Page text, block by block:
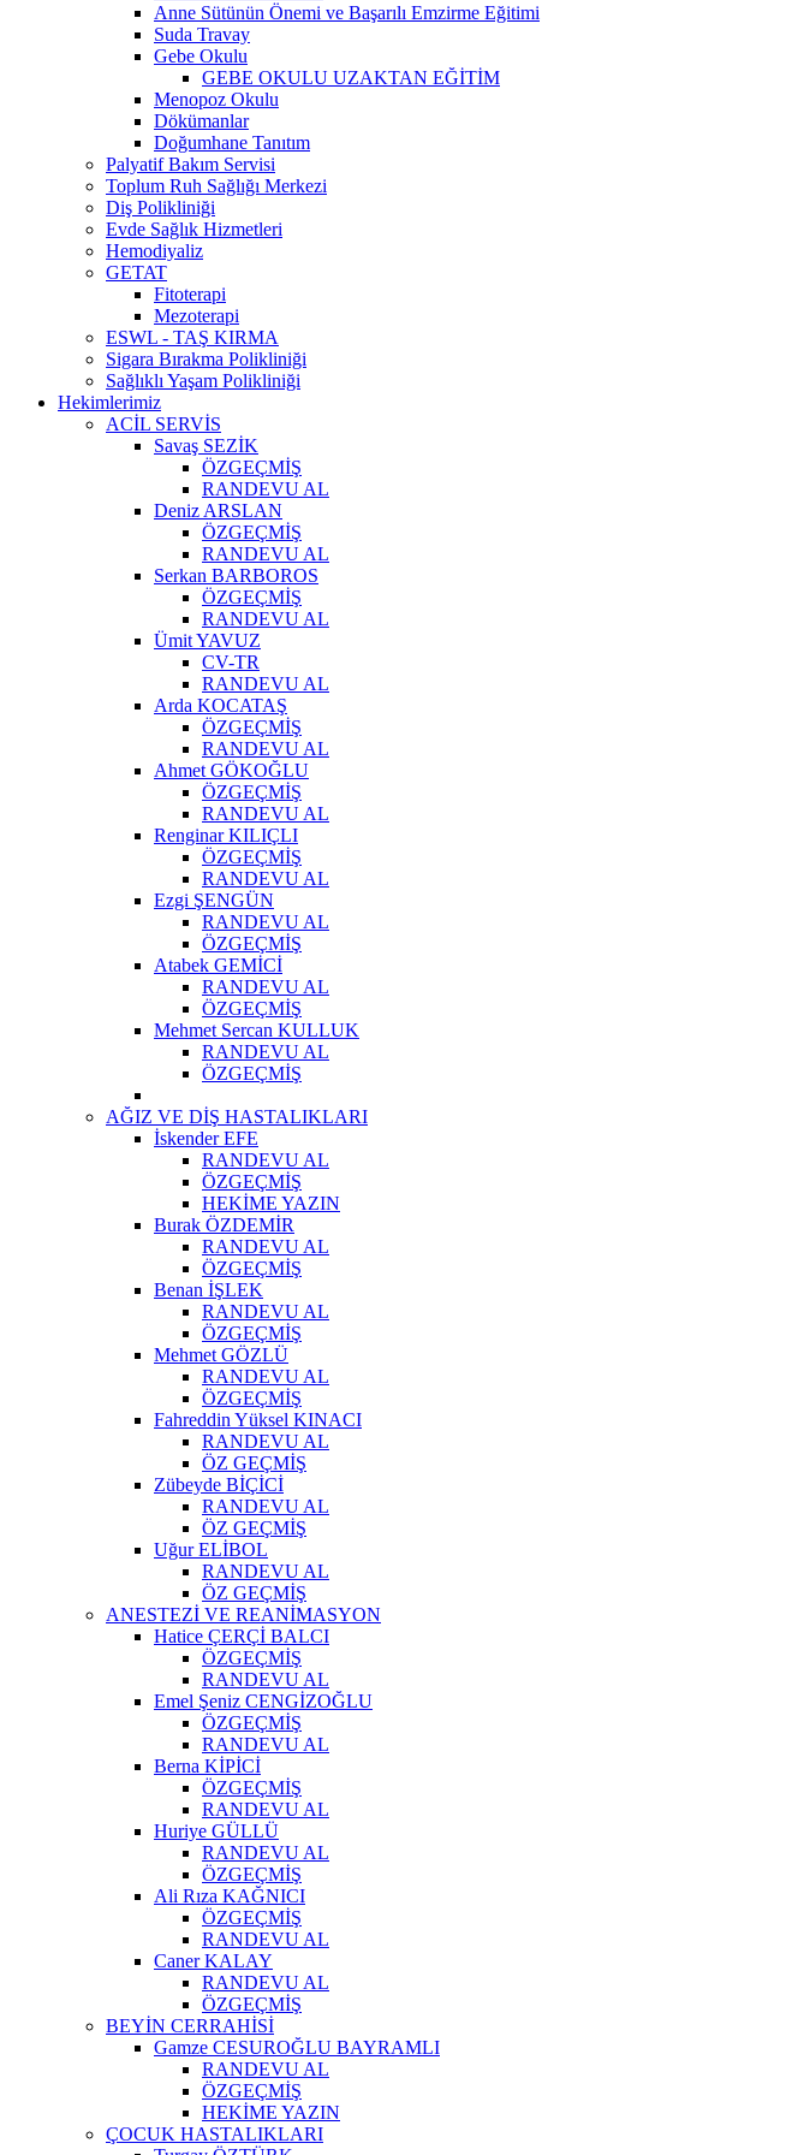
Anne Sütünün Önemi ve Başarılı Emzirme Eğitimi
Suda Travay
Gebe Okulu
GEBE OKULU UZAKTAN EĞİTİM
Menopoz Okulu
Dökümanlar
Doğumhane Tanıtım
Palyatif Bakım Servisi
Toplum Ruh Sağlığı Merkezi
Diş Polikliniği
Evde Sağlık Hizmetleri
Hemodiyaliz
GETAT
Fitoterapi
Mezoterapi
ESWL - TAŞ KIRMA
Sigara Bırakma Polikliniği
Sağlıklı Yaşam Polikliniği
Hekimlerimiz
ACİL SERVİS
Savaş SEZİK
ÖZGEÇMİŞ
RANDEVU AL
Deniz ARSLAN
ÖZGEÇMİŞ
RANDEVU AL
Serkan BARBOROS
ÖZGEÇMİŞ
RANDEVU AL
Ümit YAVUZ
CV-TR
RANDEVU AL
Arda KOCATAŞ
ÖZGEÇMİŞ
RANDEVU AL
Ahmet GÖKOĞLU
ÖZGEÇMİŞ
RANDEVU AL
Renginar KILIÇLI
ÖZGEÇMİŞ
RANDEVU AL
Ezgi ŞENGÜN
RANDEVU AL
ÖZGEÇMİŞ
Atabek GEMİCİ
RANDEVU AL
ÖZGEÇMİŞ
Mehmet Sercan KULLUK
RANDEVU AL
ÖZGEÇMİŞ
AĞIZ VE DİŞ HASTALIKLARI
İskender EFE
RANDEVU AL
ÖZGEÇMİŞ
HEKİME YAZIN
Burak ÖZDEMİR
RANDEVU AL
ÖZGEÇMİŞ
Benan İŞLEK
RANDEVU AL
ÖZGEÇMİŞ
Mehmet GÖZLÜ
RANDEVU AL
ÖZGEÇMİŞ
Fahreddin Yüksel KINACI
RANDEVU AL
ÖZ GEÇMİŞ
Zübeyde BİÇİCİ
RANDEVU AL
ÖZ GEÇMİŞ
Uğur ELİBOL
RANDEVU AL
ÖZ GEÇMİŞ
ANESTEZİ VE REANİMASYON
Hatice ÇERÇİ BALCI
ÖZGEÇMİŞ
RANDEVU AL
Emel Şeniz CENGİZOĞLU
ÖZGEÇMİŞ
RANDEVU AL
Berna KİPİCİ
ÖZGEÇMİŞ
RANDEVU AL
Huriye GÜLLÜ
RANDEVU AL
ÖZGEÇMİŞ
Ali Rıza KAĞNICI
ÖZGEÇMİŞ
RANDEVU AL
Caner KALAY
RANDEVU AL
ÖZGEÇMİŞ
BEYİN CERRAHİSİ
Gamze CESUROĞLU BAYRAMLI
RANDEVU AL
ÖZGEÇMİŞ
HEKİME YAZIN
ÇOCUK HASTALIKLARI